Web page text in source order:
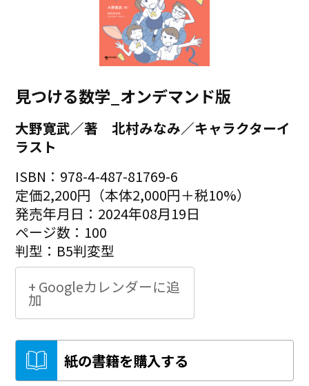
見つける数学_オンデマンド版
大野寛武／著 北村みなみ／キャラクターイ
ラスト
ISBN：978-4-487-81769-6
定価2,200円（本体2,000円＋税10%）
発売年月日：2024年08月19日
ページ数：100
判型：B5判変型
+ Googleカレンダーに追
加
紙の書籍を購入する